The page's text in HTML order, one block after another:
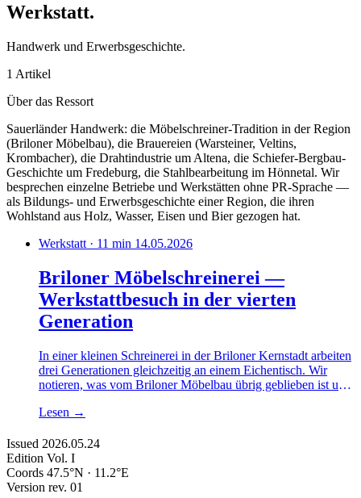
Werkstatt.
Handwerk und Erwerbsgeschichte.
1 Artikel
Über das Ressort
Sauerländer Handwerk: die Möbelschreiner-Tradition in der Region
(Briloner Möbelbau), die Brauereien (Warsteiner, Veltins,
Krombacher), die Drahtindustrie um Altena, die Schiefer-Bergbau-
Geschichte um Fredeburg, die Stahlbearbeitung im Hönnetal. Wir
besprechen einzelne Betriebe und Werkstätten ohne PR-Sprache —
als Bildungs- und Erwerbsgeschichte einer Region, die ihren
Wohlstand aus Holz, Wasser, Eisen und Bier gezogen hat.
Werkstatt · 11 min 14.05.2026
Briloner Möbelschreinerei —
Werkstattbesuch in der vierten
Generation
In einer kleinen Schreinerei in der Briloner Kernstadt arbeiten
drei Generationen gleichzeitig an einem Eichentisch. Wir
notieren, was vom Briloner Möbelbau übrig geblieben ist und
Lesen →
Issued 2026.05.24
Edition Vol. I
Coords 47.5°N · 11.2°E
Version rev. 01